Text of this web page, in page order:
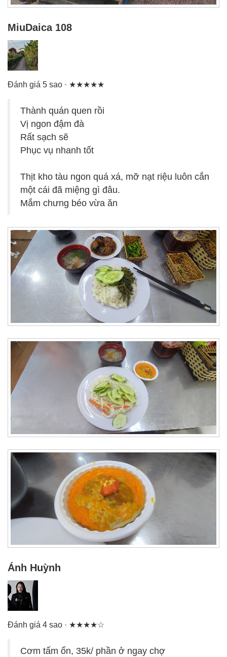
MiuDaica 108
Đánh giá 5 sao · ★★★★★
Thành quán quen rồi
Vị ngon đậm đà
Rất sạch sẽ
Phục vụ nhanh tốt
Thịt kho tàu ngon quá xá, mỡ nạt riệu luôn cắn
một cái đã miệng gì đâu.
Mắm chưng béo vừa ăn
Ánh Huỳnh
Đánh giá 4 sao · ★★★★☆
Cơm tấm ổn, 35k/ phần ở ngay chợ